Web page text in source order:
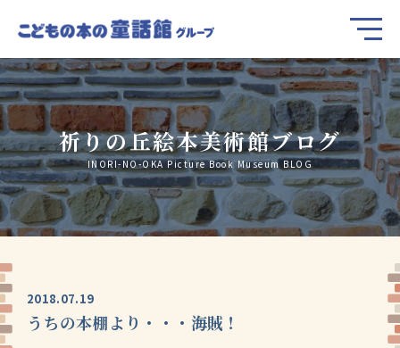
祈りの丘絵本美術館ブログ
INORI-NO-OKA Picture Book Museum BLOG
2018.07.19
うちの本棚より・・・海賊！